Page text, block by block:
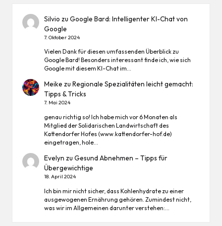
Silvio zuGoogle Bard: Intelligenter KI-Chat von
Google
7. Oktober 2024
Vielen Dank für diesen umfassenden Überblick zu
Google Bard! Besonders interessant finde ich, wie sich
Google mit diesem KI-Chat im…
Meike zuRegionale Spezialitäten leicht gemacht:
Tipps & Tricks
7. Mai 2024
genau richtig so! Ich habe mich vor 6 Monaten als
Mitglied der Solidarischen Landwirtschaft des
Kattendorfer Hofes (www.kattendorfer-hof.de)
eingetragen, hole…
Evelyn zuGesund Abnehmen – Tipps für
Übergewichtige
18. April 2024
Ich bin mir nicht sicher, dass Kohlenhydrate zu einer
ausgewogenen Ernährung gehören. Zumindest nicht,
was wir im Allgemeinen darunter verstehen:…